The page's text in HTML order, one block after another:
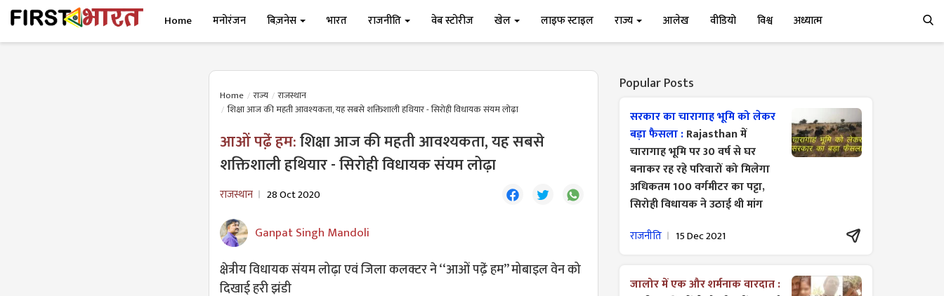
Home मनोरंजन बिज़नेस भारत राजनीति वेब स्टोरीज खेल लाइफ स्टाइल राज्य आलेख वीडियो विश्व अध्यात्म
Home राज्य
राजस्थान
शिक्षा आज की महती आवश्यकता, यह सबसे शक्तिशाली हथियार - सिरोही विधायक संयम लोढ़ा
आओं पढे़ं हम:शिक्षा आज की महती आवश्यकता, यह सबसे
शक्तिशाली हथियार - सिरोही विधायक संयम लोढ़ा
राजस्थान 28 Oct 2020
Ganpat Singh Mandoli
क्षेत्रीय विधायक संयम लोढ़ा एवं जिला कलक्टर ने ‘‘आओं पढे़ं हम’’ मोबाइल वेन को
दिखाई हरी झंडी
Popular Posts
सरकार का चारागाह भूमि को लेकर
बड़ा फैसला :Rajasthan में
चारागाह भूमि पर 30 वर्ष से घर
बनाकर रह रहे परिवारों को मिलेगा
अधिकतम 100 वर्गमीटर का पट्टा,
सिरोही विधायक ने उठाई थी मांग
राजनीति 15 Dec 2021
जालोर में एक और शर्मनाक वारदात :